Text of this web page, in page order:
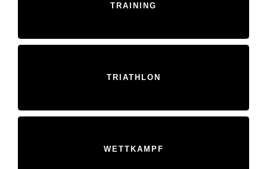
TRAINING
TRIATHLON
WETTKAMPF